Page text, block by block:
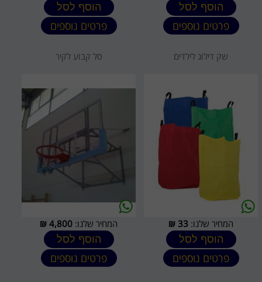
הוסף לסל
פרטים נוספים
הוסף לסל
פרטים נוספים
שק דילוג לילדים
המחיר שלנו: 33
₪
הוסף לסל
פרטים נוספים
סל קבוע לקיר
המחיר שלנו: 4,800
₪
הוסף לסל
פרטים נוספים